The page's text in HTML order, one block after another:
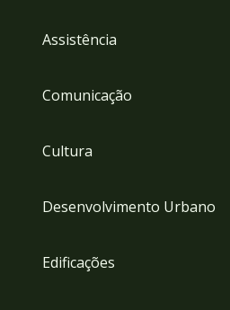
Assistência
Comunicação
Cultura
Desenvolvimento Urbano
Edificações